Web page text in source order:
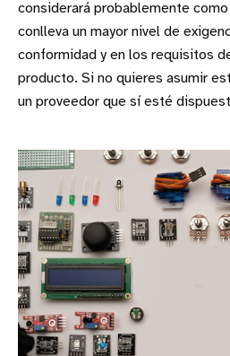
considerará probablemente
conlleva un mayor nivel de
conformidad y en los requisitos
producto. Si no quieres asumir
un proveedor que sí esté